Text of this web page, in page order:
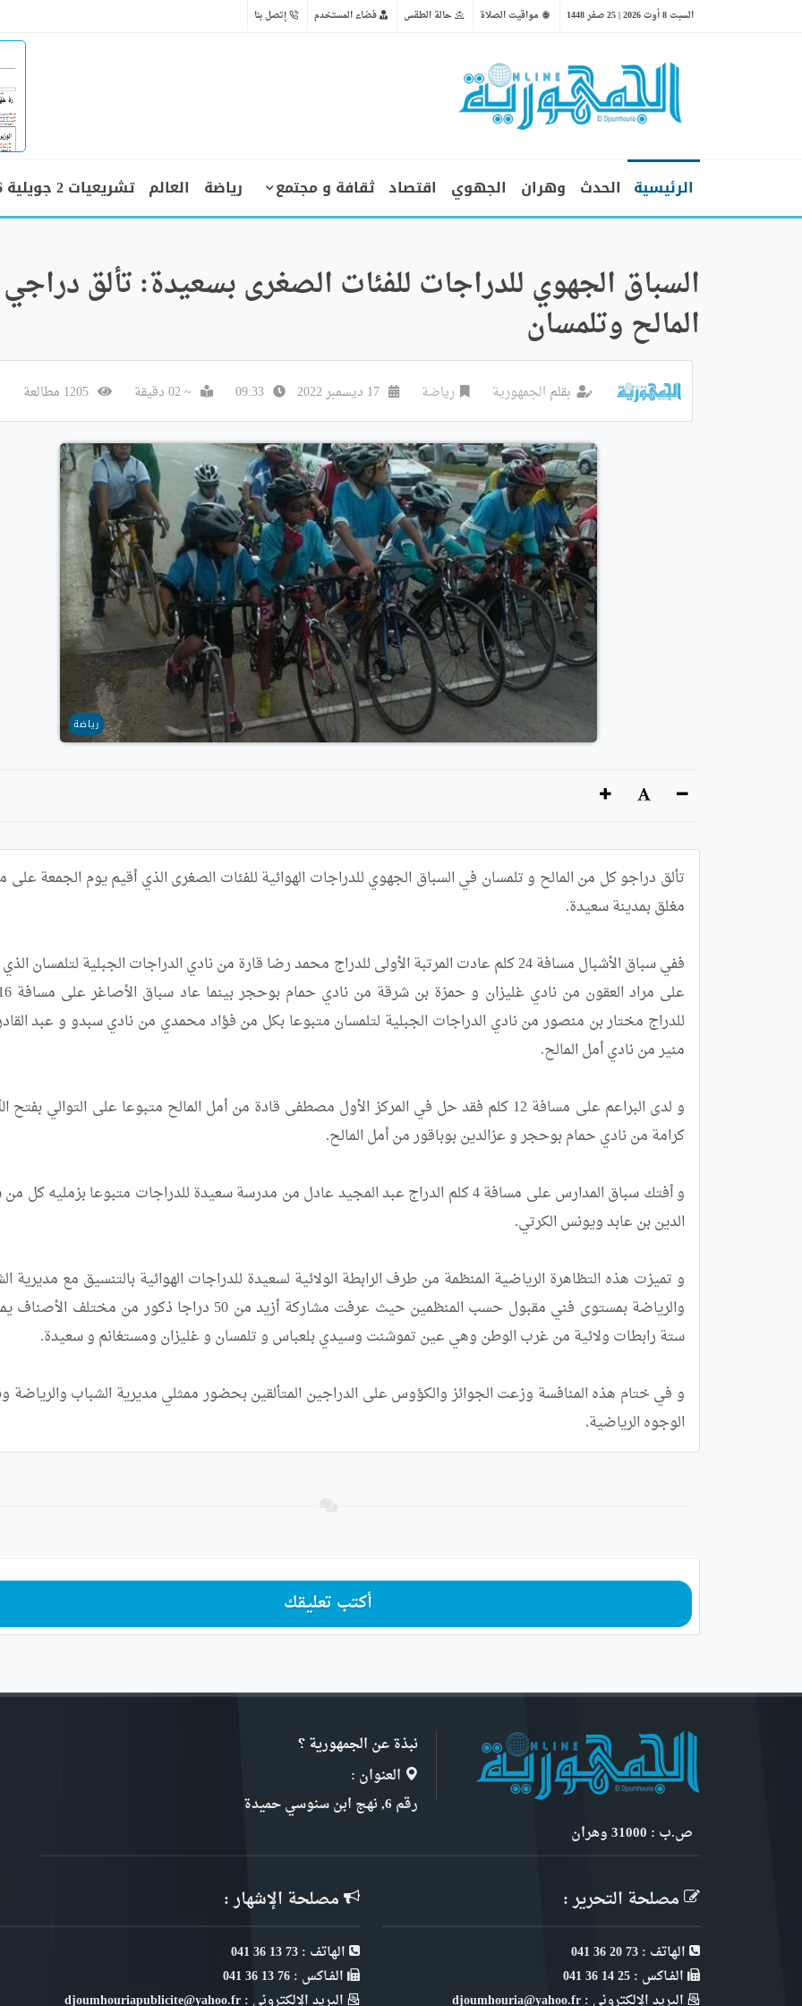
السبت 8 أوت 2026 | 25 صفر 1448 مواقيت الصلاة حالة الطقس فضاء المستخدم إتصل بنا
الرئيسية الحدث وهران الجهوي اقتصاد ثقافة و مجتمع رياضة العالم تشريعيات 2 جويلية 2026
السباق الجهوي للدراجات للفئات الصغرى بسعيدة: تألق دراجي
المالح وتلمسان
بقلم الجمهورية رياضة 17 ديسمبر 2022 09:33 ~ 02 دقيقة 1205 مطالعة
رياضة
الوجوه الرياضية.
أكتب تعليقك
نبذة عن الجمهورية ؟
العنوان :
رقم 6, نهج ابن سنوسي حميدة
ص.ب : 31000 وهران
مصلحة التحرير :
الهاتف : 73 20 36 041
الفـاكس : 25 14 36 041
البريد الإلكتروني : djoumhouria@yahoo.fr
مصلحة الإشهار :
الهاتف : 73 13 36 041
الفـاكس : 76 13 36 041
البريد الإلكتروني : djoumhouriapublicite@yahoo.fr